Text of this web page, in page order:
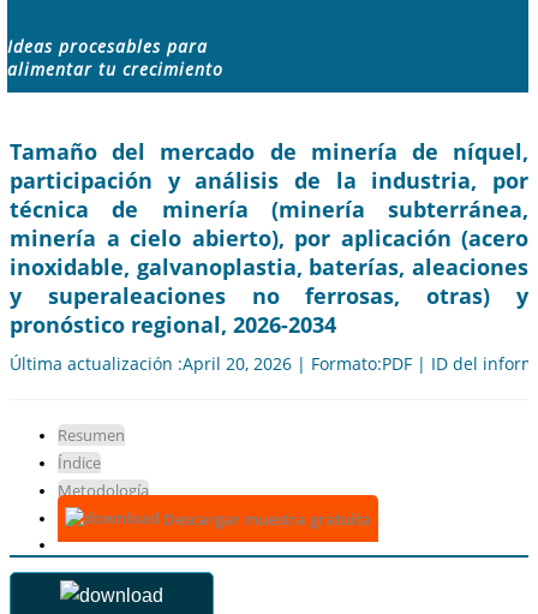
Ideas procesables para
alimentar tu crecimiento
Tamaño del mercado de minería de níquel,
participación y análisis de la industria, por
técnica de minería (minería subterránea,
minería a cielo abierto), por aplicación (acero
inoxidable, galvanoplastia, baterías, aleaciones
y superaleaciones no ferrosas, otras) y
pronóstico regional, 2026-2034
Última actualización :April 20, 2026 | Formato:PDF | ID del
Resumen
Índice
Metodología
Descargar muestra gratuita